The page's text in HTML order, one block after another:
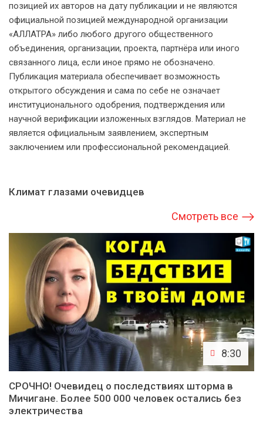
позицией их авторов на дату публикации и не являются
официальной позицией международной организации
«АЛЛАТРА» либо любого другого общественного
объединения, организации, проекта, партнёра или иного
связанного лица, если иное прямо не обозначено.
Публикация материала обеспечивает возможность
открытого обсуждения и сама по себе не означает
институционального одобрения, подтверждения или
научной верификации изложенных взглядов. Материал не
является официальным заявлением, экспертным
заключением или профессиональной рекомендацией.
Климат глазами очевидцев
Смотреть все
8:30
СРОЧНО! Очевидец о последствиях шторма в
Мичигане. Более 500 000 человек остались без
электричества